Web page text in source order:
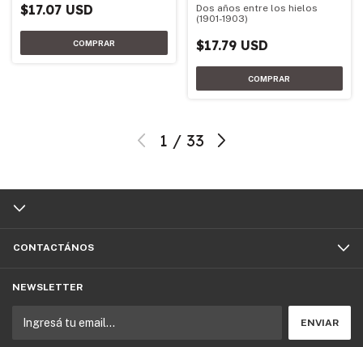
$17.07 USD
Dos años entre los hielos
(1901-1903)
$17.79 USD
1 / 33
CONTACTÁNOS
NEWSLETTER